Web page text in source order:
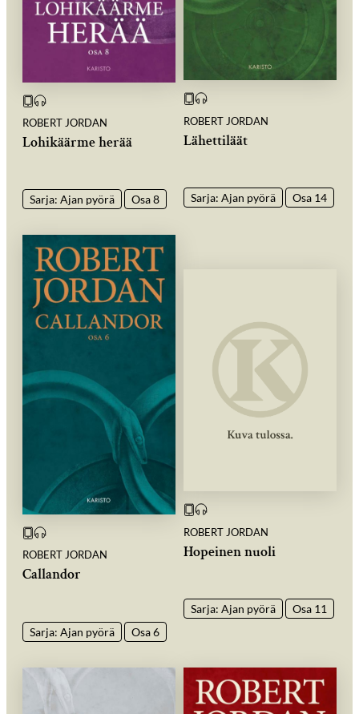
ROBERT JORDAN
Lohikäärme herää
Sarja: Ajan pyörä Osa 8
ROBERT JORDAN
Lähettiläät
Sarja: Ajan pyörä Osa 14
ROBERT JORDAN
Callandor
Sarja: Ajan pyörä Osa 6
ROBERT JORDAN
Hopeinen nuoli
Sarja: Ajan pyörä Osa 11